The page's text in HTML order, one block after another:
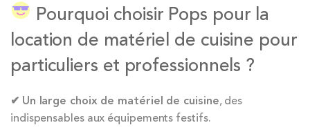
Pourquoi choisir Pops pour la
location de matériel de cuisine pour
particuliers et professionnels ?
✔ Un large choix de matériel de cuisine, des
indispensables aux équipements festifs.